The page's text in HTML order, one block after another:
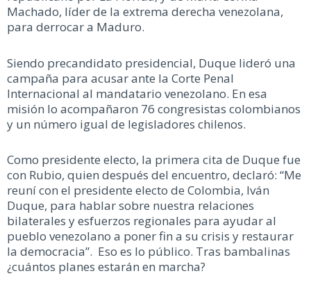
Machado, líder de la extrema derecha venezolana,
para derrocar a Maduro.
Siendo precandidato presidencial, Duque lideró una
campaña para acusar ante la Corte Penal
Internacional al mandatario venezolano. En esa
misión lo acompañaron 76 congresistas colombianos
y un número igual de legisladores chilenos.
Como presidente electo, la primera cita de Duque fue
con Rubio, quien después del encuentro, declaró: “Me
reuní con el presidente electo de Colombia, Iván
Duque, para hablar sobre nuestra relaciones
bilaterales y esfuerzos regionales para ayudar al
pueblo venezolano a poner fin a su crisis y restaurar
la democracia”. Eso es lo público. Tras bambalinas
¿cuántos planes estarán en marcha?